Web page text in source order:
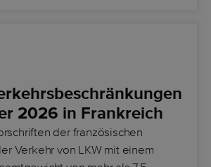
2026 in Frankreich
der französischen
Verkehr von LKW mit einem